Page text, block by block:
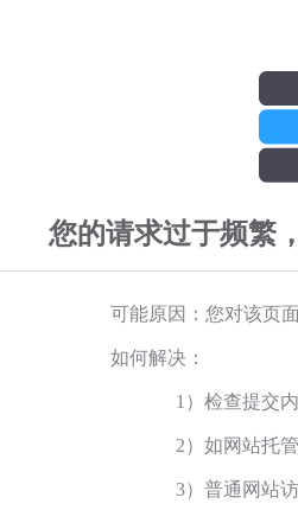
您的请求过于频繁
可能原因：您对该页
如何解决：
1）检查提交
2）如网站托
3）普通网站